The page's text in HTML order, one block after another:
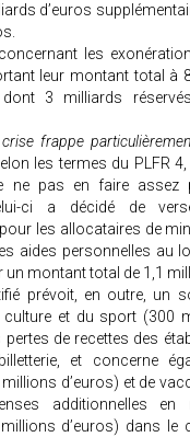
d’euros
les
leur montant total à
dont 3 milliards
frappe
les termes du PLFR
ne pas en faire assez
ci a décidé de
les allocataires de
aides personnelles au
montant total de 1,1
prévoit, en outre, un
et du sport (300
de recettes des
et concerne
d’euros) et de
additionnelles en
d’euros) dans le